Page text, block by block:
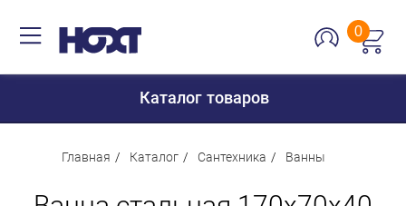
0
Каталог товаров
Главная Каталог Сантехника Ванны